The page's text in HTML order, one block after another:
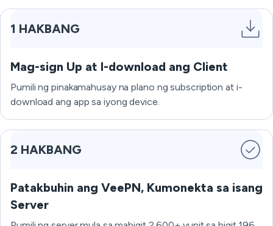
1 HAKBANG
Mag-sign Up at I-download ang Client
Pumili ng pinakamahusay na plano ng subscription at i-
download ang app sa iyong device.
2 HAKBANG
Patakbuhin ang VeePN, Kumonekta sa isang
Server